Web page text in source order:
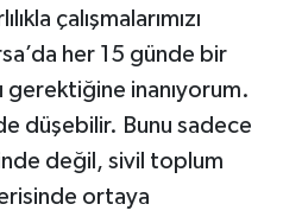
çalışmalarımızı
her 15 günde bir
gerektiğine inanıyorum.
düşebilir. Bunu sadece
değil, sivil toplum
ortaya